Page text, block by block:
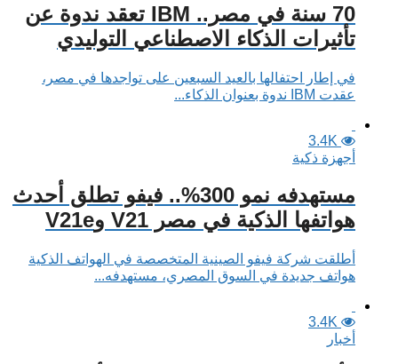
70 سنة في مصر.. IBM تعقد ندوة عن
تأثيرات الذكاء الاصطناعي التوليدي
في إطار احتفالها بالعيد السبعين على تواجدها في مصر،
عقدت IBM ندوة بعنوان الذكاء...
3.4K
أجهزة ذكية
مستهدفه نمو 300%.. فيفو تطلق أحدث
هواتفها الذكية في مصر V21 وV21e
أطلقت شركة فيفو الصينية المتخصصة في الهواتف الذكية
هواتف جديدة في السوق المصري، مستهدفه...
3.4K
أخبار